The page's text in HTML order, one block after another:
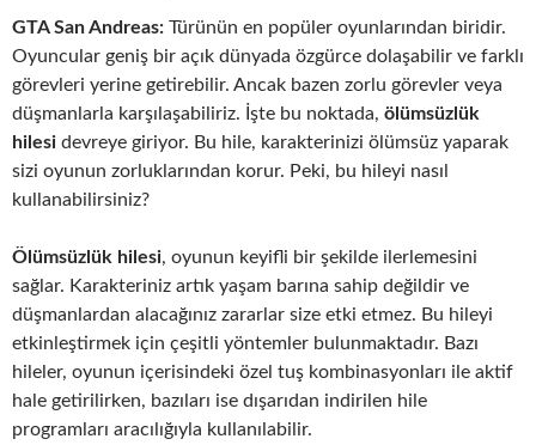
GTA San Andreas: Türünün en popüler oyunlarından biridir.
Oyuncular geniş bir açık dünyada özgürce dolaşabilir ve farklı
görevleri yerine getirebilir. Ancak bazen zorlu görevler veya
düşmanlarla karşılaşabiliriz. İşte bu noktada, ölümsüzlük
hilesi devreye giriyor. Bu hile, karakterinizi ölümsüz yaparak
sizi oyunun zorluklarından korur. Peki, bu hileyi nasıl
kullanabilirsiniz?
Ölümsüzlük hilesi, oyunun keyifli bir şekilde ilerlemesini
sağlar. Karakteriniz artık yaşam barına sahip değildir ve
düşmanlardan alacağınız zararlar size etki etmez. Bu hileyi
etkinleştirmek için çeşitli yöntemler bulunmaktadır. Bazı
hileler, oyunun içerisindeki özel tuş kombinasyonları ile aktif
hale getirilirken, bazıları ise dışarıdan indirilen hile
programları aracılığıyla kullanılabilir.